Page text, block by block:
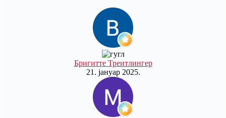
Бригитте Треитлингер
21. јануар 2025.